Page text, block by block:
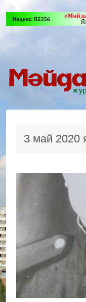
3 май 2020